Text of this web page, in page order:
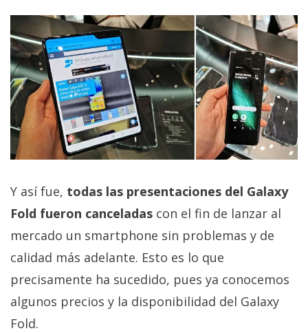
El medio de
comunicación
digital donde
encontrarás
todas las
noticias sobre
tecnología,
móviles,
ordenadores,
apps,
informática,
trucos y
tutoriales.
El Grupo
(CC) 2006-
Algunos
derechos
reservados
Y así fue, todas las presentaciones del Galaxy
Fold fueron canceladas con el fin de lanzar al
mercado un smartphone sin problemas y de
calidad más adelante. Esto es lo que
precisamente ha sucedido, pues ya conocemos
algunos precios y la disponibilidad del Galaxy
Fold.